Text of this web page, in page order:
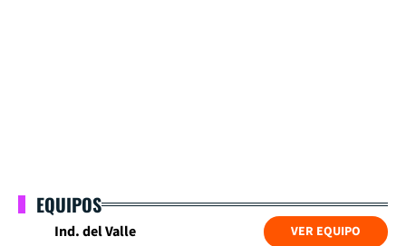
EQUIPOS
Ind. del Valle VER EQUIPO